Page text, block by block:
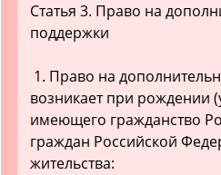
Статья 3. Право на
поддержки
1. Право на
возникает при рождении
имеющего гражданство
граждан Российской
жительства: